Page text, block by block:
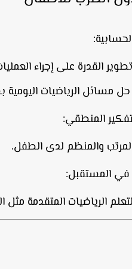
:
القدرة على إجراء
مسائل الرياضيات اليومية
المنطقي:
المرتب والمنظم لدى الطفل.
في المستقبل:
الرياضيات المتقدمة مثل